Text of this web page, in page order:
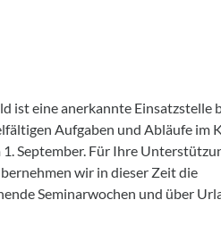
ist eine anerkannte Einsatzstelle
Aufgaben und Abläufe im
September. Für Ihre
wir in dieser Zeit die
Seminarwochen und über